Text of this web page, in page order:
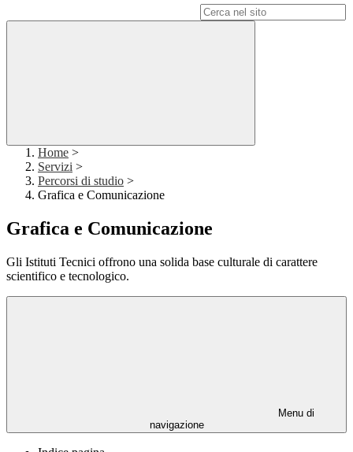
Home >
Servizi >
Percorsi di studio >
Grafica e Comunicazione
Grafica e Comunicazione
Gli Istituti Tecnici offrono una solida base culturale di carattere
scientifico e tecnologico.
Menu di
navigazione